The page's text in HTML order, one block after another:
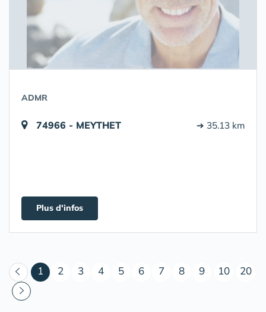
ADMR
74966 - MEYTHET ➔ 35.13 km
Plus d'infos
1 (courant)
2 3 4 5 6 7 8 9 10 20